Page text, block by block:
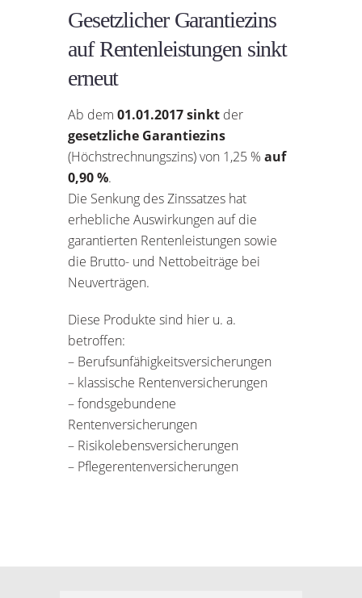
Gesetzlicher Garantiezins
auf Rentenleistungen sinkt
erneut
Ab dem 01.01.2017sinkt der
gesetzliche Garantiezins
(Höchstrechnungszins) von 1,25 % auf
0,90 %.
Die Senkung des Zinssatzes hat
erhebliche Auswirkungen auf die
garantierten Rentenleistungen sowie
die Brutto- und Nettobeiträge bei
Neuverträgen.
Diese Produkte sind hier u. a.
betroffen:
– Berufsunfähigkeitsversicherungen
– klassische Rentenversicherungen
– fondsgebundene
Rentenversicherungen
– Risikolebensversicherungen
– Pflegerentenversicherungen